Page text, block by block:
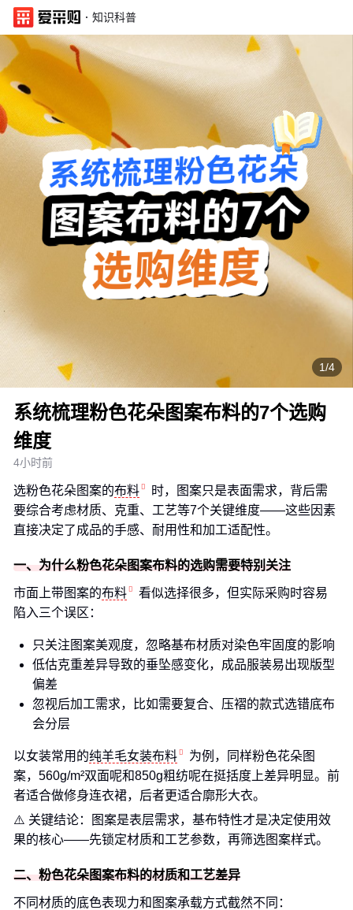
· 知识科普
1/4
系统梳理粉色花朵图案布料的7个选购
维度
4小时前
选粉色花朵图案的布料
时，图案只是表面需求，背后需
要综合考虑材质、克重、工艺等7个关键维度——这些因素
直接决定了成品的手感、耐用性和加工适配性。
一、为什么粉色花朵图案布料的选购需要特别关注
市面上带图案的布料
看似选择很多，但实际采购时容易
陷入三个误区：
只关注图案美观度，忽略基布材质对染色牢固度的影响
低估克重差异导致的垂坠感变化，成品服装易出现版型
偏差
忽视后加工需求，比如需要复合、压褶的款式选错底布
会分层
以女装常用的纯羊毛女装布料
为例，同样粉色花朵图
案，560g/m²双面呢和850g粗纺呢在挺括度上差异明显。前
者适合做修身连衣裙，后者更适合廓形大衣。
⚠️ 关键结论：图案是表层需求，基布特性才是决定使用效
果的核心——先锁定材质和工艺参数，再筛选图案样式。
二、粉色花朵图案布料的材质和工艺差异
不同材质的底色表现力和图案承载方式截然不同：